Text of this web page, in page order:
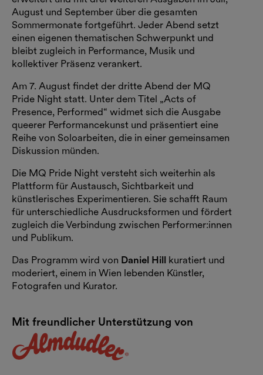
August und September über die gesamten
Sommermonate fortgeführt. Jeder Abend setzt
einen eigenen thematischen Schwerpunkt und
bleibt zugleich in Performance, Musik und
kollektiver Präsenz verankert.
Am 7. August findet der dritte Abend der MQ
Pride Night statt. Unter dem Titel „Acts of
Presence, Performed“ widmet sich die Ausgabe
queerer Performancekunst und präsentiert eine
Reihe von Soloarbeiten, die in einer gemeinsamen
Diskussion münden.
Die MQ Pride Night versteht sich weiterhin als
Plattform für Austausch, Sichtbarkeit und
künstlerisches Experimentieren. Sie schafft Raum
für unterschiedliche Ausdrucksformen und fördert
zugleich die Verbindung zwischen Performer:innen
und Publikum.
Das Programm wird von Daniel Hill kuratiert und
moderiert, einem in Wien lebenden Künstler,
Fotografen und Kurator.
Mit freundlicher Unterstützung von